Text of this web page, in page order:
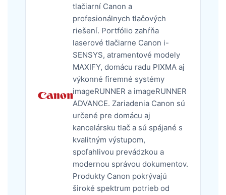
tlačiarní Canon a
profesionálnych tlačových
riešení. Portfólio zahŕňa
laserové tlačiarne Canon i-
SENSYS, atramentové modely
MAXIFY, domácu radu PIXMA aj
výkonné firemné systémy
imageRUNNER a imageRUNNER
ADVANCE. Zariadenia Canon sú
určené pre domácu aj
kancelársku tlač a sú spájané s
kvalitným výstupom,
spoľahlivou prevádzkou a
modernou správou dokumentov.
Produkty Canon pokrývajú
široké spektrum potrieb od